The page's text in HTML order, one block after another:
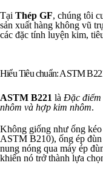
Tại Thép GF, chúng tôi
sản xuất hàng không vũ
các đặc tính luyện kim,
Hiểu Tiêu chuẩn: ASTM
ASTM B221 là Đặc điểm
nhôm và hợp kim nhôm.
Không giống như ống
ASTM B210), ống ép
nung nóng qua máy ép
khiến nó trở thành lựa